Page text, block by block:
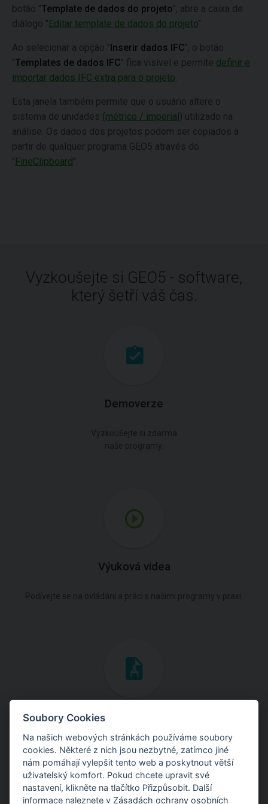
botão "Template de dados do projeto", abre a caixa de
diálogo "Editar template de dados do projeto".
Ao selecionar a opção "Inserir dados IFC", o botão
"Templates de dados IFC" fica visível e permite definir e
importar dados IFC extra para o projeto
Esta janela também permite que o usuário altere o
sistema de unidades (métrico / imperial) utilizado na
análise. Os dados dos projetos podem ser copiados a
partir de qualquer programa GEO5 através do
"FineClipboard".
Vyzkoušejte si GEO5 - software,
který šetří váš čas.
Demoverze
Výuková videa
Inženýrské manuály
Stáhněte si manuály s teoretickými i praktickými ukázkami
použití programů.
Soubory Cookies
Na našich webových stránkách používáme soubory
cookies. Některé z nich jsou nezbytné, zatímco jiné
nám pomáhají vylepšit tento web a poskytnout větší
uživatelský komfort. Pokud chcete upravit své
nastavení, klikněte na tlačítko Přizpůsobit. Další
informace naleznete v Zásadách ochrany osobních